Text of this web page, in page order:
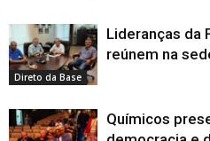
Direto da Base
Lideranças da
reúnem na
Químicos